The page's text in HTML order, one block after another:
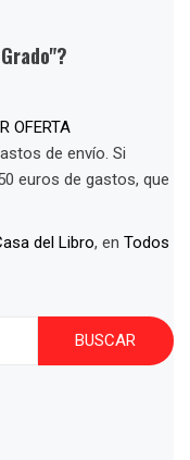
OFERTA
de envío. Si
euros de gastos, que
del Libro, en Todos